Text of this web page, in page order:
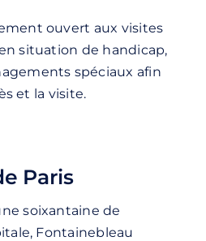
ouvert aux visites
situation de handicap,
spéciaux afin
et la visite.
Paris
soixantaine de
Fontainebleau